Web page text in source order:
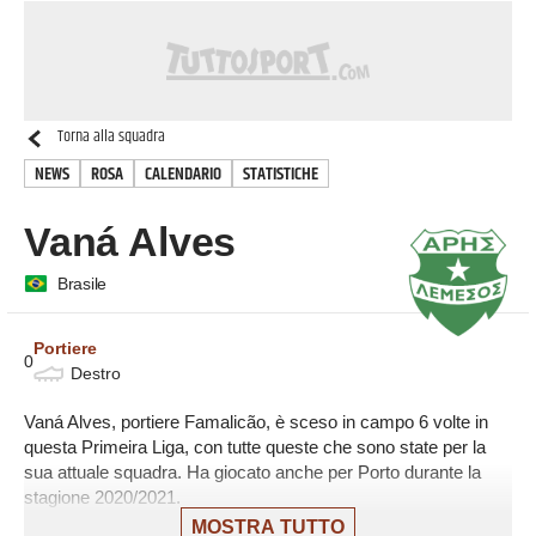
Torna alla squadra
NEWS ROSA CALENDARIO STATISTICHE
Vaná Alves
Brasile
0
Portiere
Destro
Vaná Alves, portiere Famalicão, è sceso in campo 6 volte in
questa Primeira Liga, con tutte queste che sono state per la
sua attuale squadra. Ha giocato anche per Porto durante la
stagione 2020/2021.
MOSTRA TUTTO